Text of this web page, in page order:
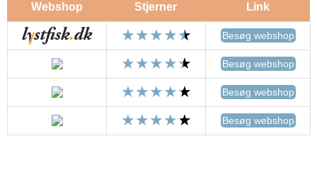
Webshop Stjerner Link
Besøg webshop
Besøg webshop
Besøg webshop
Besøg webshop